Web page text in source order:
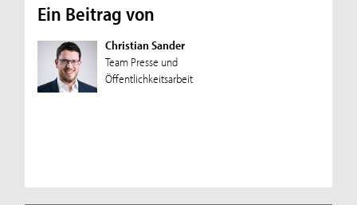
Ein Beitrag von
Christian Sander
Team Presse und
Öffentlichkeitsarbeit